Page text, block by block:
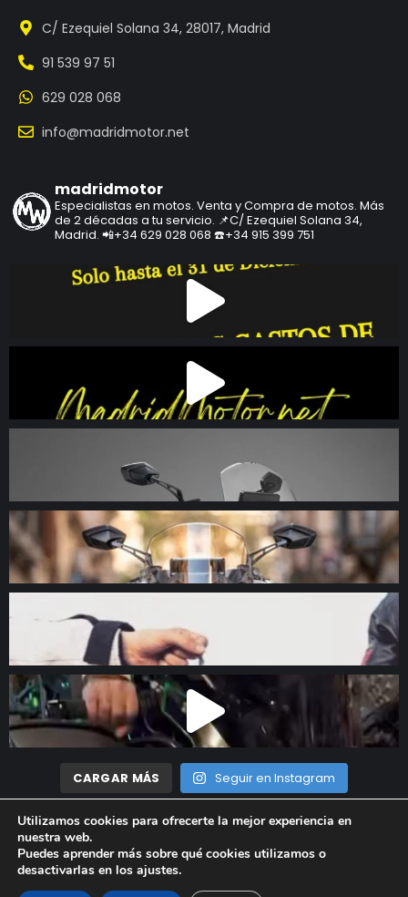
C/ Ezequiel Solana 34, 28017, Madrid
91 539 97 51
629 028 068
info@madridmotor.net
madridmotor
Especialistas en motos. Venta y Compra de motos. Más
de 2 décadas a tu servicio. 📌C/ Ezequiel Solana 34,
Madrid. 📲+34 629 028 068 ☎️+34 915 399 751
CARGAR MÁS Seguir en Instagram
Madrid Motor © 2023 Todos los derechos reservados |
Legal|Política de privacidad|
Utilizamos cookies para ofrecerte la mejor experiencia en
nuestra web.
Puedes aprender más sobre qué cookies utilizamos o
desactivarlas en los ajustes.